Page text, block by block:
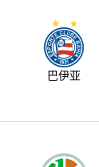
巴伊亚